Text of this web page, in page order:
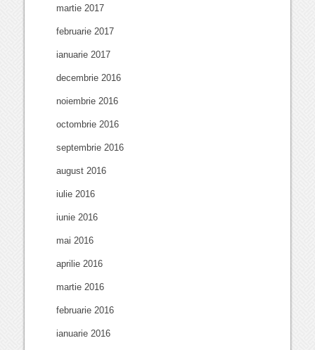
martie 2017
februarie 2017
ianuarie 2017
decembrie 2016
noiembrie 2016
octombrie 2016
septembrie 2016
august 2016
iulie 2016
iunie 2016
mai 2016
aprilie 2016
martie 2016
februarie 2016
ianuarie 2016